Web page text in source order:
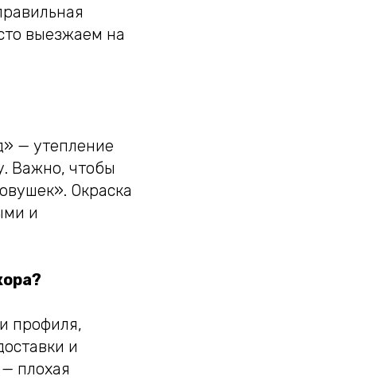
выезжаем на
— утепление
Важно, чтобы
Окраска
и
профиля,
и
плохая